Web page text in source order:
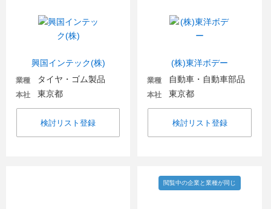
興国インテック(株)
業種 タイヤ・ゴム製品
本社 東京都
検討リスト登録
(株)東洋ボデー
業種 自動車・自動車部品
本社 東京都
検討リスト登録
閲覧中の企業と業種が同じ